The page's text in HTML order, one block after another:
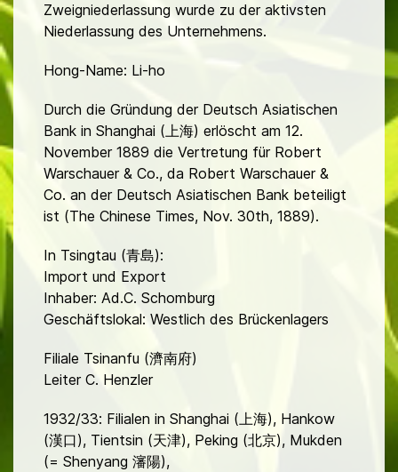
Zweigniederlassung wurde zu der aktivsten
Niederlassung des Unternehmens.
Hong-Name: Li-ho
Durch die Gründung der Deutsch Asiatischen
Bank in Shanghai (上海) erlöscht am 12.
November 1889 die Vertretung für Robert
Warschauer & Co., da Robert Warschauer &
Co. an der Deutsch Asiatischen Bank beteiligt
ist (The Chinese Times, Nov. 30th, 1889).
In Tsingtau (青島):
Import und Export
Inhaber: Ad.C. Schomburg
Geschäftslokal: Westlich des Brückenlagers
Filiale Tsinanfu (濟南府)
Leiter C. Henzler
1932/33: Filialen in Shanghai (上海), Hankow
(漢口), Tientsin (天津), Peking (北京), Mukden
(= Shenyang 瀋陽),